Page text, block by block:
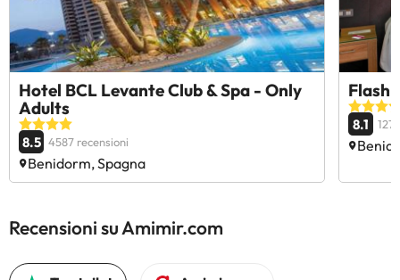
Hotel BCL Levante Club & Spa - Only
Adults
8.5 4587 recensioni
Benidorm, Spagna
Flash
8.1
Recensioni su Amimir.com